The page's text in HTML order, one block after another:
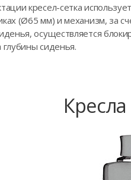
кресел-сетка
(Ø65 мм) и механизм, за
осуществляется
глубины сиденья.